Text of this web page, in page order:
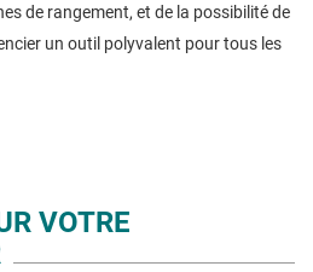
de rangement, et de la possibilité de
un outil polyvalent pour tous les
VOTRE